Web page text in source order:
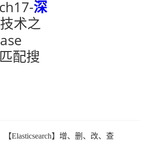
深
术之
配搜
【Elasticsearch】增、删、改、查